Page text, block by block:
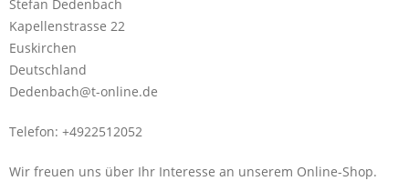
Stefan Dedenbach
Kapellenstrasse 22
Euskirchen
Deutschland
Dedenbach@t-online.de
Telefon: +4922512052
Wir freuen uns über Ihr Interesse an unserem Online-Shop.